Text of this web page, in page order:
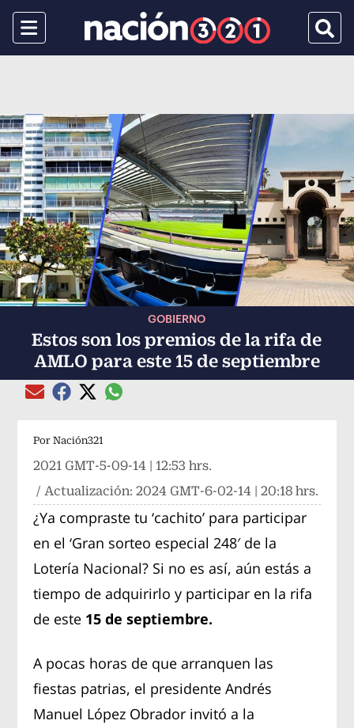
Menu
GOBIERNO
Estos son los premios de la rifa de
AMLO para este 15 de septiembre
Compartir el artículo actual mediante Email
Compartir el artículo actual mediante Facebook
Compartir el artículo actual mediante Twitter
Compartir el artículo actual mediante
Por Nación321
2021 GMT-5-09-14 | 12:53 hrs.
/ Actualización:2024 GMT-6-02-14 | 20:18 hrs.
¿Ya compraste tu ‘cachito’ para participar
en el ‘Gran sorteo especial 248′ de la
Lotería Nacional? Si no es así, aún estás a
tiempo de adquirirlo y participar en la rifa
de este 15 de septiembre.
A pocas horas de que arranquen las
fiestas patrias, el presidente Andrés
Manuel López Obrador invitó a la